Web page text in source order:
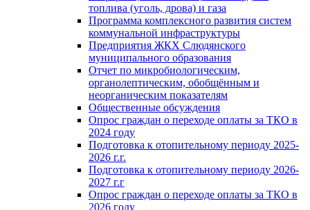
топлива (уголь, дрова) и газа
Программа комплексного развития систем
коммунальной инфраструктуры
Предприятия ЖКХ Слюдянского
муниципального образования
Отчет по микробиологическим,
органолептическим, обобщённым и
неорганическим показателям
Общественные обсуждения
Опрос граждан о переходе оплаты за ТКО в
2024 году
Подготовка к отопительному периоду 2025-
2026 г.г.
Подготовка к отопительному периоду 2026-
2027 г.г
Опрос граждан о переходе оплаты за ТКО в
2026 году